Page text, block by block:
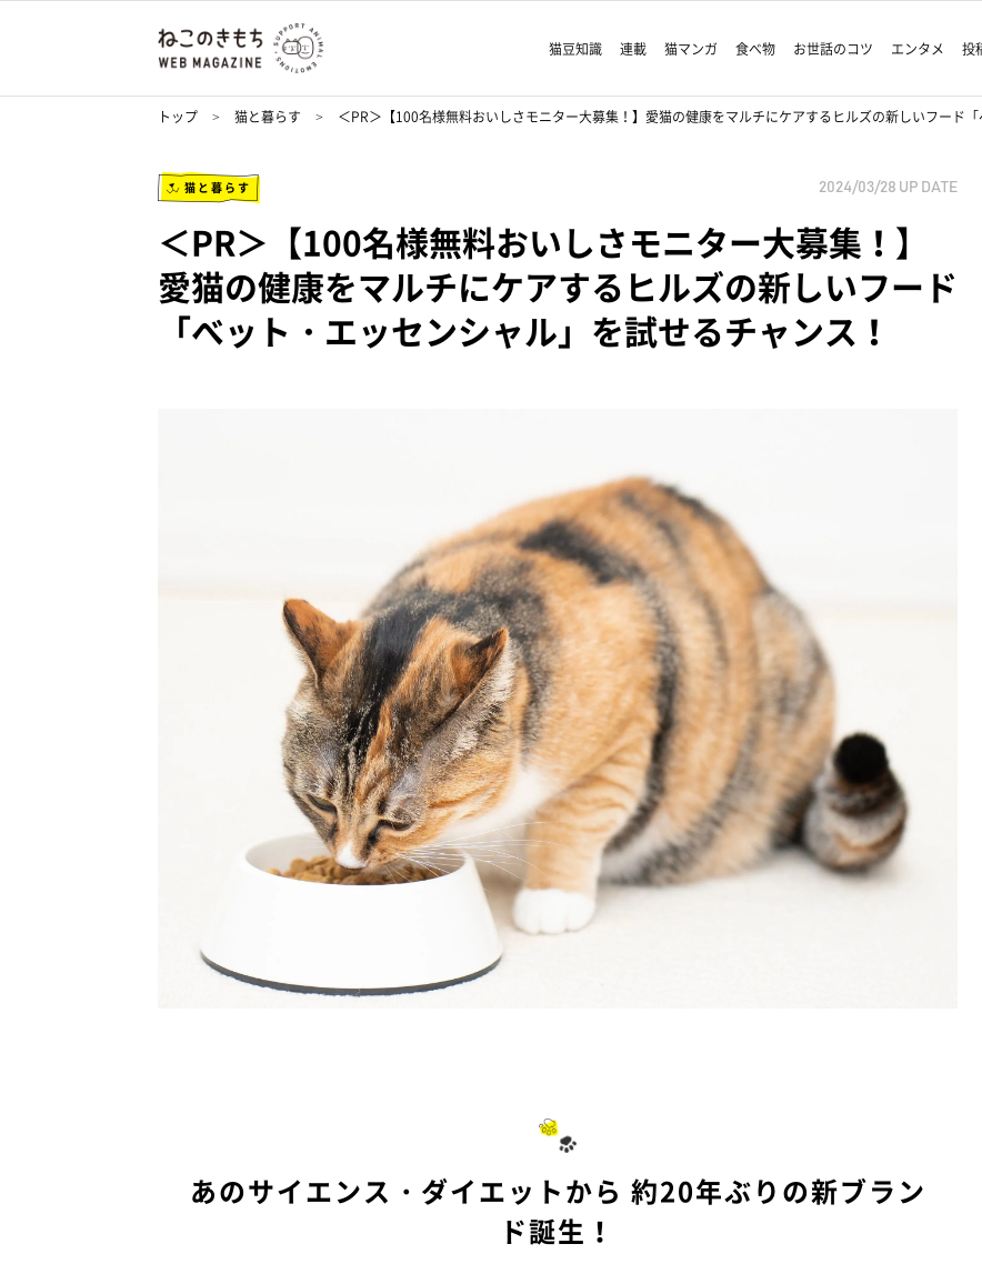
猫豆知識 連載 猫マンガ 食べ物 お世話のコツ エンタメ 投
トップ 猫と暮らす ＜PR＞【100名様無料おいしさモニター大募集！】愛猫の健康をマルチにケアするヒルズの新しいフード
猫と暮らす 2024/03/28 UP DATE
＜PR＞【100名様無料おいしさモニター大募集！】
愛猫の健康をマルチにケアするヒルズの新しいフード
「べット・エッセンシャル」を試せるチャンス！
あのサイエンス・ダイエットから 約20年ぶりの新ブラン
ド誕生！